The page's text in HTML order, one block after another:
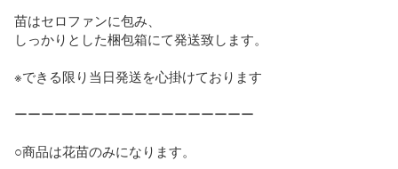
苗はセロファンに包み、
しっかりとした梱包箱にて発送致します。
※できる限り当日発送を心掛けております
ーーーーーーーーーーーーーーーーーー
○商品は花苗のみになります。